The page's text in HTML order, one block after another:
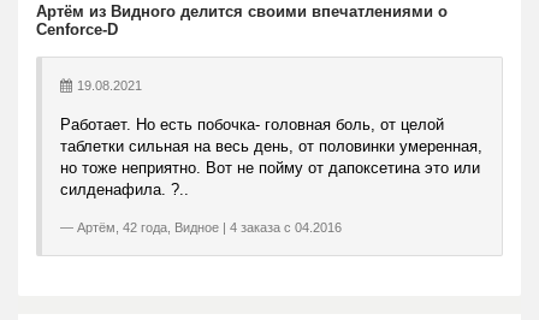
Артём из Видного делится своими впечатлениями о
Cenforce-D
19.08.2021
Работает. Но есть побочка- головная боль, от целой
таблетки сильная на весь день, от половинки умеренная,
но тоже неприятно. Вот не пойму от дапоксетина это или
силденафила. ?..
Артём, 42 года, Видное | 4 заказа с 04.2016